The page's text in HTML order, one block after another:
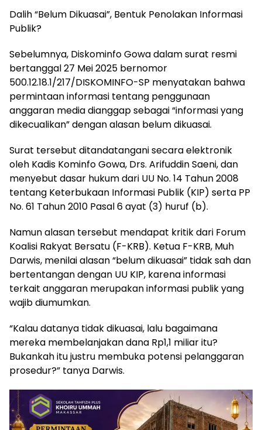
Dalih “Belum Dikuasai”, Bentuk Penolakan Informasi
Publik?
Sebelumnya, Diskominfo Gowa dalam surat resmi
bertanggal 27 Mei 2025 bernomor
500.12.18.1/217/DISKOMINFO-SP menyatakan bahwa
permintaan informasi tentang penggunaan
anggaran media dianggap sebagai “informasi yang
dikecualikan” dengan alasan belum dikuasai.
Surat tersebut ditandatangani secara elektronik
oleh Kadis Kominfo Gowa, Drs. Arifuddin Saeni, dan
menyebut dasar hukum dari UU No. 14 Tahun 2008
tentang Keterbukaan Informasi Publik (KIP) serta PP
No. 61 Tahun 2010 Pasal 6 ayat (3) huruf (b).
Namun alasan tersebut mendapat kritik dari Forum
Koalisi Rakyat Bersatu (F-KRB). Ketua F-KRB, Muh
Darwis, menilai alasan “belum dikuasai” tidak sah dan
bertentangan dengan UU KIP, karena informasi
terkait anggaran merupakan informasi publik yang
wajib diumumkan.
“Kalau datanya tidak dikuasai, lalu bagaimana
mereka membelanjakan dana Rp1,1 miliar itu?
Bukankah itu justru membuka potensi pelanggaran
prosedur?” tanya Darwis.